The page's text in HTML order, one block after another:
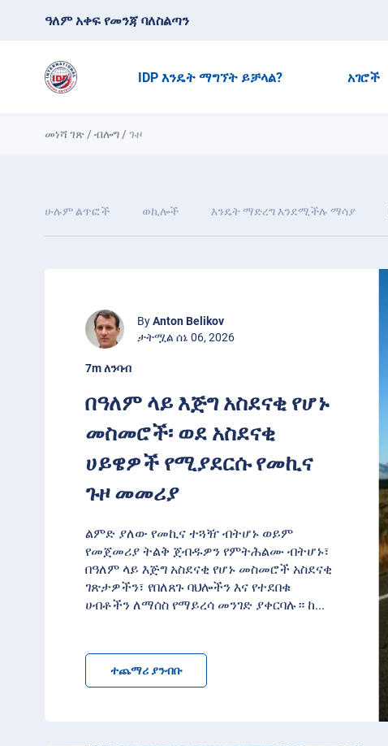
ዓለም አቀፍ የመንጃ ባለስልጣን
IDP እንዴት ማግኘት ይቻላል? አገሮች
መነሻ ገጽ /ብሎግ / ጉዞ
ሁሉም ልጥፎች ወኪሎች እንዴት ማድረግ እንደሚችሉ ማሳያ
ByAnton Belikov
ታትሟል ሰኔ 06, 2026
7m ለንባብ
በዓለም ላይ እጅግ አስደናቂ የሆኑ
መስመሮች፡ ወደ አስደናቂ
ሀይዌዎች የሚያደርሱ የመኪና
ጉዞ መመሪያ
ልምድ ያለው የመኪና ተጓዥ ብትሆኑ ወይም
የመጀመሪያ ትልቅ ጀብዱዎን የምትሕልሙ ብትሆኑ፣
በዓለም ላይ እጅግ አስደናቂ የሆኑ መስመሮች አስደናቂ
ገጽታዎችን፣ የበለጸጉ ባህሎችን እና የተደበቁ
ሀብቶችን ለማሰስ የማይረሳ መንገድ ያቀርባሉ። ከ...
ተጨማሪ ያንብቡ